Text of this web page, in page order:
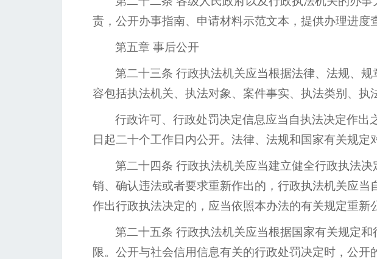
责，公开办事指南、申请材料示范文本，提供办理进度
第五章 事后公开
第二十三条 行政执法机关应当根据法律、法规、
容包括执法机关、执法对象、案件事实、执法类别、执
行政许可、行政处罚决定信息应当自执法决定作
日起二十个工作日内公开。法律、法规和国家有关规定
第二十四条 行政执法机关应当建立健全行政执法
销、确认违法或者要求重新作出的，行政执法机关应
作出行政执法决定的，应当依照本办法的有关规定重新
第二十五条 行政执法机关应当根据国家有关规定
限。公开与社会信用信息有关的行政处罚决定时，公开